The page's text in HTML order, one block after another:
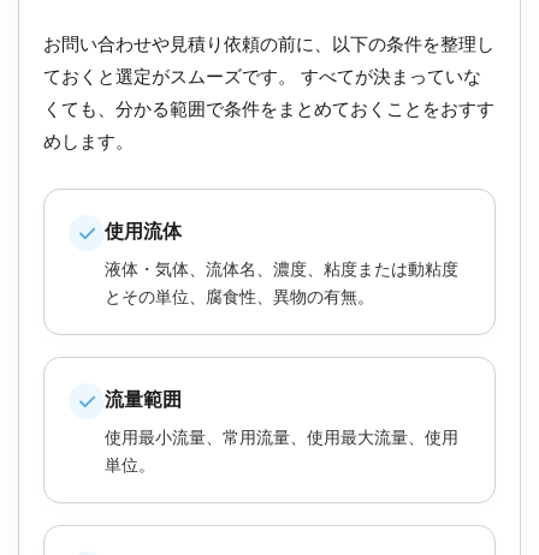
お問い合わせや見積り依頼の前に、以下の条件を整理し
ておくと選定がスムーズです。 すべてが決まっていな
くても、分かる範囲で条件をまとめておくことをおすす
めします。
使用流体
液体・気体、流体名、濃度、粘度または動粘度
とその単位、腐食性、異物の有無。
流量範囲
使用最小流量、常用流量、使用最大流量、使用
単位。